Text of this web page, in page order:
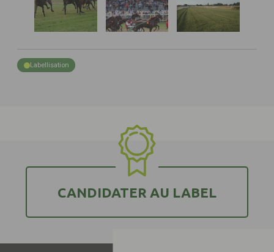
Labellisation
CANDIDATER AU LABEL